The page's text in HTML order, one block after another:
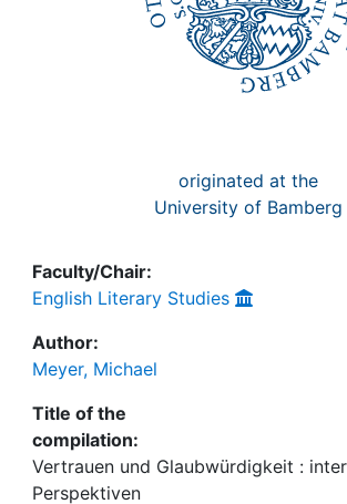
originated at the
University of Bamberg
Faculty/Chair:
English Literary Studies
Author:
Meyer, Michael
Title of the
compilation:
Vertrauen und Glaubwürdigkeit :
Perspektiven